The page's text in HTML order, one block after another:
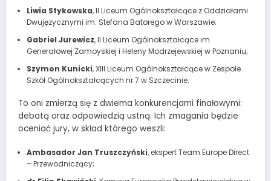
Liwia Stykowska, II Liceum Ogólnokształcące z Oddziałami
Dwujęzycznymi im. Stefana Batorego w Warszawie;
Gabriel Jurewicz, II Liceum Ogólnokształcące im.
Generałowej Zamoyskiej i Heleny Modrzejewskiej w Poznaniu;
Szymon Kunicki, XIII Liceum Ogólnokształcące w Zespole
Szkół Ogólnokształcących nr 7 w Szczecinie.
To oni zmierzą się z dwiema konkurencjami finałowymi:
debatą oraz odpowiedzią ustną. Ich zmagania będzie
oceniać jury, w skład którego weszli:
Ambasador Jan Truszczyński, ekspert Team Europe Direct
– Przewodniczący;